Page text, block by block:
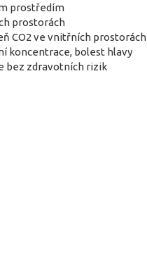
prostředím
prostorách
CO2 ve vnitřních prostorách
koncentrace, bolest hlavy
bez zdravotních rizik